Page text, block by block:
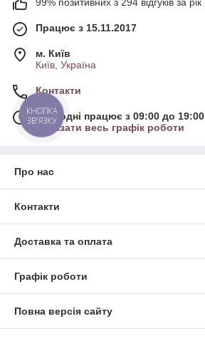
Працює з 15.11.2017
м. Київ
Київ, Україна
Контакти
Сьогодні працює з 09:00 до 19:00
Показати весь графік роботи
Про нас
Контакти
Доставка та оплата
Графік роботи
Повна версія сайту
КНОПКА
ЗВ'ЯЗКУ